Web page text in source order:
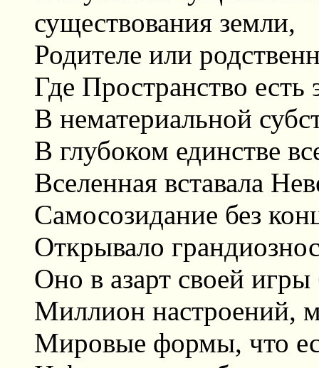
существования земли,
Родителе или
Где Пространство
В нематериальной
В глубоком единстве
Вселенная вставала
Самосозидание без
Открывало
Оно в азарт своей игры
Миллион настроений,
Мировые формы, что